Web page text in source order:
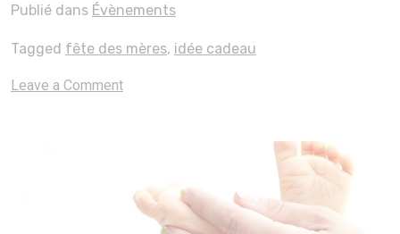
Publié dans Évènements
Tagged fête des mères, idée cadeau
Leave a Commenton
mères,
offrez